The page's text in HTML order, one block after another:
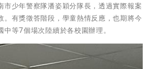
少年警察隊潘姿穎分隊長，透過實際報案
有獎徵答階段，學童熱情反應，也期將今
等7個場次陸續於各校園辦理。